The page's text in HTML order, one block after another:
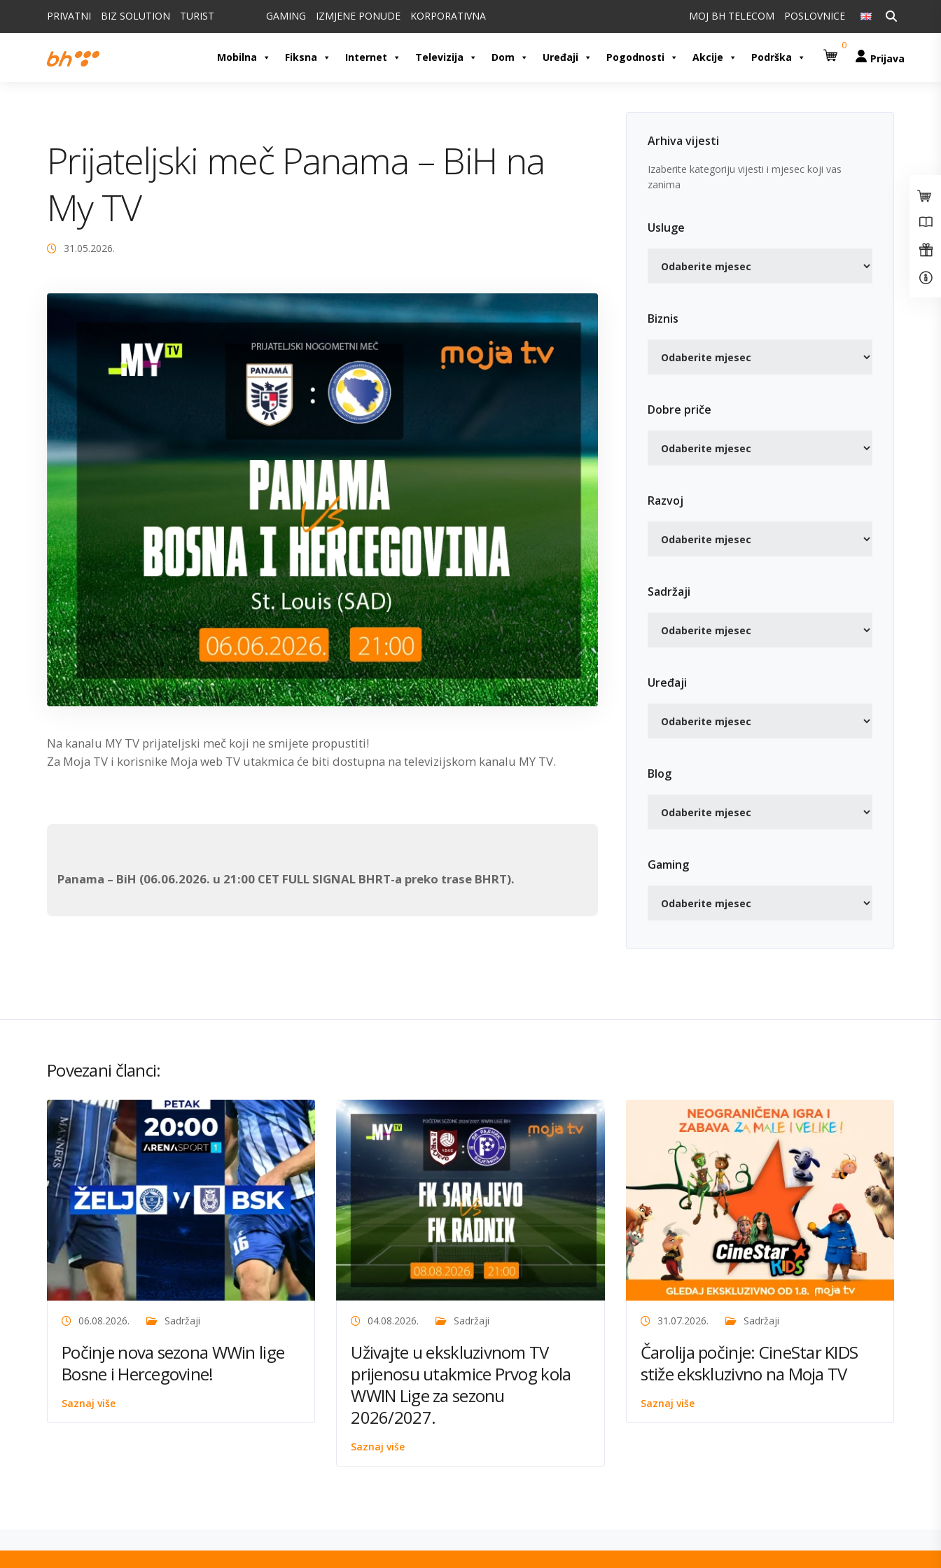
PRIVATNI BIZ SOLUTION TURIST GAMING IZMJENE PONUDE KORPORATIVNA Pretraži:
MOJ BH TELECOM POSLOVNICE
Mobilna Fiksna Internet Televizija Dom Uređaji Pogodnosti Akcije Podrška
0
Prijava
Prijateljski meč Panama – BiH na
My TV
31.05.2026.
Na kanalu MY TV prijateljski meč koji ne smijete propustiti!
Za Moja TV i korisnike Moja web TV utakmica će biti dostupna na televizijskom kanalu MY TV.
Panama – BiH (06.06.2026. u 21:00 CET FULL SIGNAL BHRT-a preko trase BHRT).
Arhiva vijesti
Izaberite kategoriju vijesti i mjesec koji vas
zanima
Usluge
Biznis
Dobre priče
Razvoj
Sadržaji
Uređaji
Blog
Gaming
Povezani članci:
06.08.2026. Sadržaji
Počinje nova sezona WWin lige
Bosne i Hercegovine!
Saznaj više
04.08.2026. Sadržaji
Uživajte u ekskluzivnom TV
prijenosu utakmice Prvog kola
WWIN Lige za sezonu
2026/2027.
Saznaj više
31.07.2026. Sadržaji
Čarolija počinje: CineStar KIDS
stiže ekskluzivno na Moja TV
Saznaj više